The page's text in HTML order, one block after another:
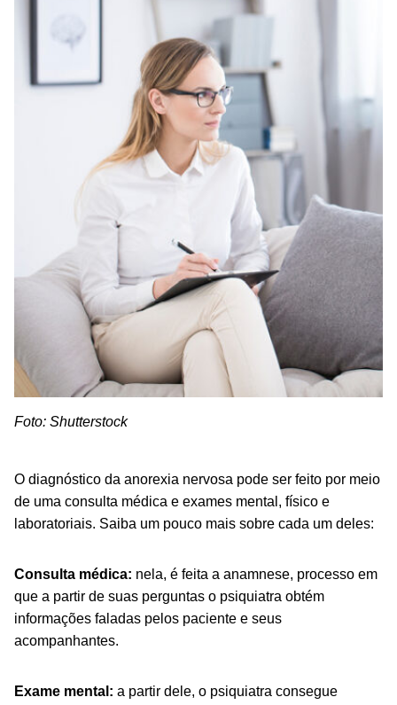
Foto: Shutterstock
O diagnóstico da anorexia nervosa pode ser feito por meio
de uma consulta médica e exames mental, físico e
laboratoriais. Saiba um pouco mais sobre cada um deles:
Consulta médica: nela, é feita a anamnese, processo em
que a partir de suas perguntas o psiquiatra obtém
informações faladas pelos paciente e seus
acompanhantes.
Exame mental: a partir dele, o psiquiatra consegue